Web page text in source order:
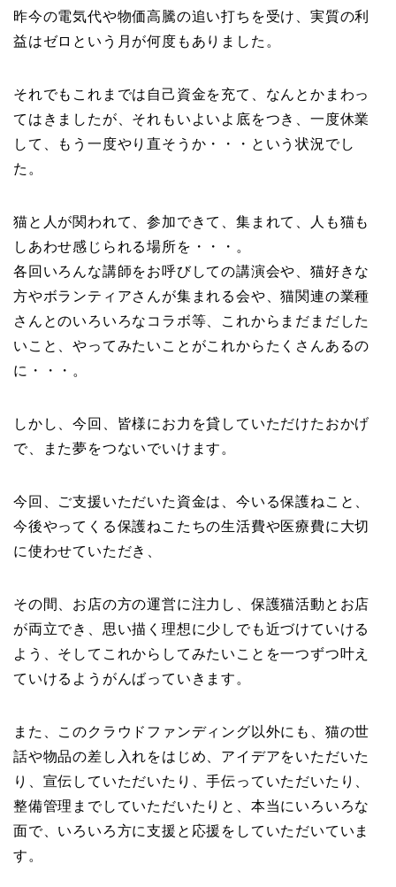
昨今の電気代や物価高騰の追い打ちを受け、実質の利
益はゼロという月が何度もありました。
それでもこれまでは自己資金を充て、なんとかまわっ
てはきましたが、それもいよいよ底をつき、一度休業
して、もう一度やり直そうか・・・という状況でし
た。
猫と人が関われて、参加できて、集まれて、人も猫も
しあわせ感じられる場所を・・・。
各回いろんな講師をお呼びしての講演会や、猫好きな
方やボランティアさんが集まれる会や、猫関連の業種
さんとのいろいろなコラボ等、これからまだまだした
いこと、やってみたいことがこれからたくさんあるの
に・・・。
しかし、今回、皆様にお力を貸していただけたおかげ
で、また夢をつないでいけます。
今回、ご支援いただいた資金は、今いる保護ねこと、
今後やってくる保護ねこたちの生活費や医療費に大切
に使わせていただき、
その間、お店の方の運営に注力し、保護猫活動とお店
が両立でき、思い描く理想に少しでも近づけていける
よう、そしてこれからしてみたいことを一つずつ叶え
ていけるようがんばっていきます。
また、このクラウドファンディング以外にも、猫の世
話や物品の差し入れをはじめ、アイデアをいただいた
り、宣伝していただいたり、手伝っていただいたり、
整備管理までしていただいたりと、本当にいろいろな
面で、いろいろ方に支援と応援をしていただいていま
す。